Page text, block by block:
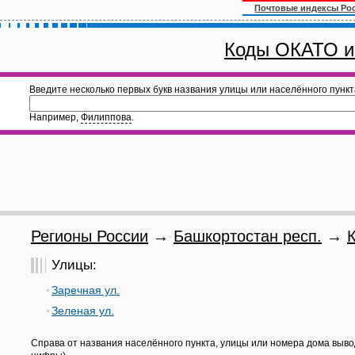
Почтовые индексы
Коды ОКАТО
Введите несколько первых букв названия улицы или населённого
Например, Филиппова.
Регионы России → Башкортостан респ. →
Улицы:
Заречная ул.
Зеленая ул.
Справа от названия населённого пункта, улицы или номера дома